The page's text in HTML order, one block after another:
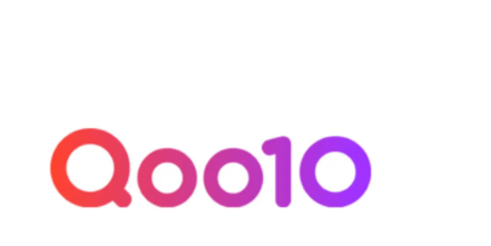
「ゆらぎやすい肌をすこやかに整え
るカーミングケアパッド」 ツボクサ
エキス（保湿成分）配合で、肌荒れ
や赤みが気になる肌をやさしく整え
こからは、東京で人気のフレイアク
リニック・レジーナクリニック・エ
ミナルクリニック・リゼクリニック
の4院について、おすすめのポイン
カリしたくありませんよね。エミナ
ルクリニックなら、最短1ヶ月ペー
スで通えるため、最短6ヶ月の全身
脱毛プランを選ぶことができます！
ント おすすめパーソナルカラー 02
モモ イエベ春・ブルベ夏 03 ワイン
ベリー ブルベ冬 05 フィグピューレ
ブルベ夏・イエベ春 06 ラズベリー
> あんずのほのかに甘い香りがしま
すが > 強くないのでいつでも使える
印象です > > 1本持っていると髪だ
けではなくボディやネイルケアにも
ビッグセール「メガ割」では、20%
OFFクーポンなどを使って、SNSで
バズっている美容液やパック、限定
の豪華キットをどこよりもお得にゲ